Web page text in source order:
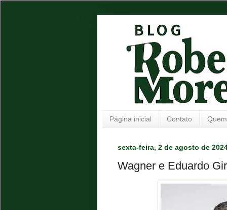
Página inicial Contato
sexta-feira, 2 de agosto de
Wagner e Eduardo